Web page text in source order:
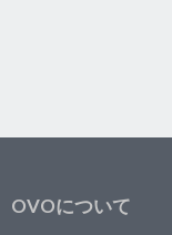
OVOについて